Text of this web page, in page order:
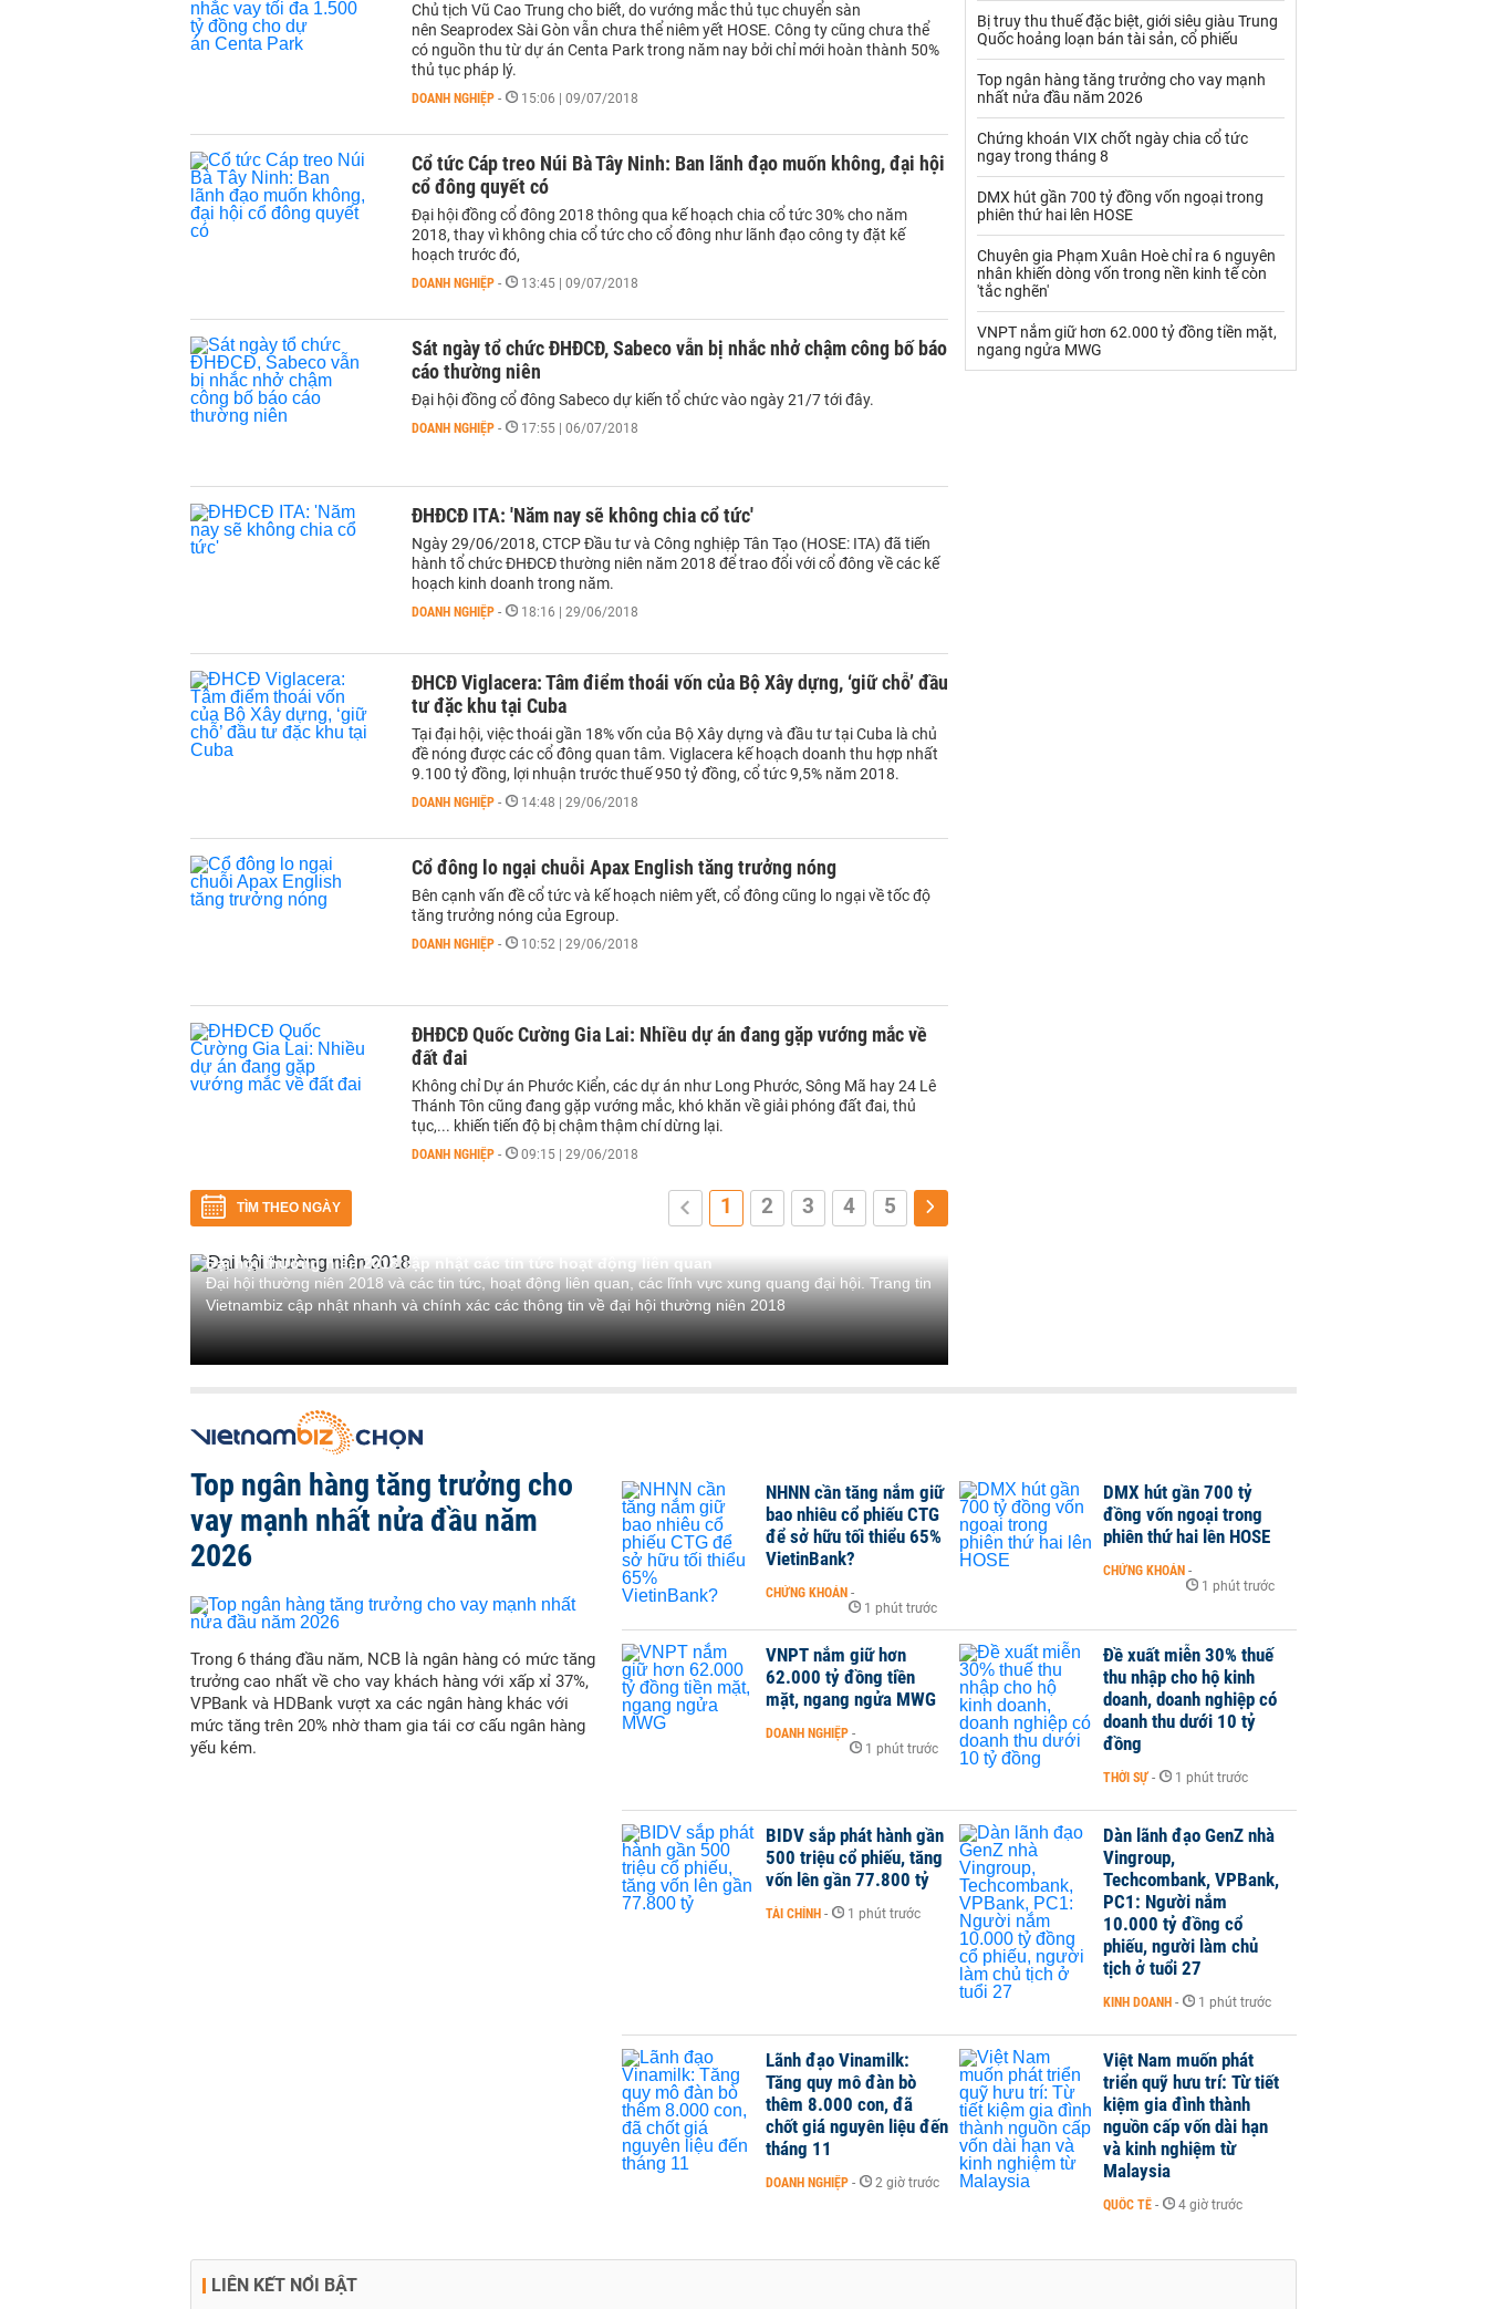
Chủ tịch Vũ Cao Trung cho biết, do vướng mắc thủ tục chuyển sàn
nên Seaprodex Sài Gòn vẫn chưa thể niêm yết HOSE. Công ty cũng chưa thể
có nguồn thu từ dự án Centa Park trong năm nay bởi chỉ mới hoàn thành 50%
thủ tục pháp lý.
DOANH NGHIỆP - 15:06 | 09/07/2018
Cổ tức Cáp treo Núi Bà Tây Ninh: Ban lãnh đạo muốn không, đại hội
cổ đông quyết có
Đại hội đồng cổ đông 2018 thông qua kế hoạch chia cổ tức 30% cho năm
2018, thay vì không chia cổ tức cho cổ đông như lãnh đạo công ty đặt kế
hoạch trước đó,
DOANH NGHIỆP - 13:45 | 09/07/2018
Sát ngày tổ chức ĐHĐCĐ, Sabeco vẫn bị nhắc nhở chậm công bố báo
cáo thường niên
Đại hội đồng cổ đông Sabeco dự kiến tổ chức vào ngày 21/7 tới đây.
DOANH NGHIỆP - 17:55 | 06/07/2018
ĐHĐCĐ ITA: 'Năm nay sẽ không chia cổ tức'
Ngày 29/06/2018, CTCP Đầu tư và Công nghiệp Tân Tạo (HOSE: ITA) đã tiến
hành tổ chức ĐHĐCĐ thường niên năm 2018 để trao đổi với cổ đông về các kế
hoạch kinh doanh trong năm.
DOANH NGHIỆP - 18:16 | 29/06/2018
ĐHCĐ Viglacera: Tâm điểm thoái vốn của Bộ Xây dựng, ‘giữ chỗ’ đầu
tư đặc khu tại Cuba
Tại đại hội, việc thoái gần 18% vốn của Bộ Xây dựng và đầu tư tại Cuba là chủ
đề nóng được các cổ đông quan tâm. Viglacera kế hoạch doanh thu hợp nhất
9.100 tỷ đồng, lợi nhuận trước thuế 950 tỷ đồng, cổ tức 9,5% năm 2018.
DOANH NGHIỆP - 14:48 | 29/06/2018
Cổ đông lo ngại chuỗi Apax English tăng trưởng nóng
Bên cạnh vấn đề cổ tức và kế hoạch niêm yết, cổ đông cũng lo ngại về tốc độ
tăng trưởng nóng của Egroup.
DOANH NGHIỆP - 10:52 | 29/06/2018
ĐHĐCĐ Quốc Cường Gia Lai: Nhiều dự án đang gặp vướng mắc về
đất đai
Không chỉ Dự án Phước Kiển, các dự án như Long Phước, Sông Mã hay 24 Lê
Thánh Tôn cũng đang gặp vướng mắc, khó khăn về giải phóng đất đai, thủ
tục,... khiến tiến độ bị chậm thậm chí dừng lại.
DOANH NGHIỆP - 09:15 | 29/06/2018
TÌM THEO NGÀY 1 2 3 4 5
Đại hội thường niên 2018 cập nhật các tin tức hoạt động liên quan
Đại hội thường niên 2018 và các tin tức, hoạt động liên quan, các lĩnh vực xung quang đại hội. Trang tin
Vietnambiz cập nhật nhanh và chính xác các thông tin về đại hội thường niên 2018
Rau - Củ -Quả Sắt thép
Sữa
Than Thức ăn chăn nuôi
Thủy hải sản khác
Vàng
VLXD khác Xăng dầu
Xi măng - Clynker
Bị truy thu thuế đặc biệt, giới siêu giàu Trung
Quốc hoảng loạn bán tài sản, cổ phiếu
Top ngân hàng tăng trưởng cho vay mạnh
nhất nửa đầu năm 2026
Chứng khoán VIX chốt ngày chia cổ tức
ngay trong tháng 8
DMX hút gần 700 tỷ đồng vốn ngoại trong
phiên thứ hai lên HOSE
Chuyên gia Phạm Xuân Hoè chỉ ra 6 nguyên
nhân khiến dòng vốn trong nền kinh tế còn
'tắc nghẽn'
VNPT nắm giữ hơn 62.000 tỷ đồng tiền mặt,
ngang ngửa MWG
Top ngân hàng tăng trưởng cho
vay mạnh nhất nửa đầu năm
2026
Trong 6 tháng đầu năm, NCB là ngân hàng có mức tăng
trưởng cao nhất về cho vay khách hàng với xấp xỉ 37%,
VPBank và HDBank vượt xa các ngân hàng khác với
mức tăng trên 20% nhờ tham gia tái cơ cấu ngân hàng
yếu kém.
NHNN cần tăng nắm giữ
bao nhiêu cổ phiếu CTG
để sở hữu tối thiểu 65%
VietinBank?
CHỨNG KHOÁN -
1 phút trước
DMX hút gần 700 tỷ
đồng vốn ngoại trong
phiên thứ hai lên HOSE
CHỨNG KHOÁN -
1 phút trước
VNPT nắm giữ hơn
62.000 tỷ đồng tiền
mặt, ngang ngửa MWG
DOANH NGHIỆP -
1 phút trước
Đề xuất miễn 30% thuế
thu nhập cho hộ kinh
doanh, doanh nghiệp có
doanh thu dưới 10 tỷ
đồng
THỜI SỰ - 1 phút trước
BIDV sắp phát hành gần
500 triệu cổ phiếu, tăng
vốn lên gần 77.800 tỷ
TÀI CHÍNH - 1 phút trước
Dàn lãnh đạo GenZ nhà
Vingroup,
Techcombank, VPBank,
PC1: Người nắm
10.000 tỷ đồng cổ
phiếu, người làm chủ
tịch ở tuổi 27
KINH DOANH - 1 phút trước
Lãnh đạo Vinamilk:
Tăng quy mô đàn bò
thêm 8.000 con, đã
chốt giá nguyên liệu đến
tháng 11
DOANH NGHIỆP - 2 giờ trước
Việt Nam muốn phát
triển quỹ hưu trí: Từ tiết
kiệm gia đình thành
nguồn cấp vốn dài hạn
và kinh nghiệm từ
Malaysia
QUỐC TẾ - 4 giờ trước
LIÊN KẾT NỔI BẬT